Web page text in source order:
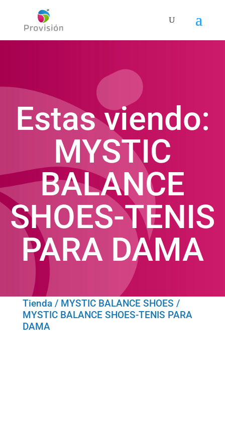
Estas viendo:
MYSTIC
BALANCE
SHOES-TENIS
PARA DAMA
Tienda/ MYSTIC BALANCE SHOES /
MYSTIC BALANCE SHOES-TENIS PARA
DAMA